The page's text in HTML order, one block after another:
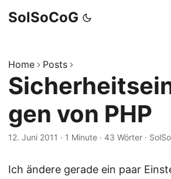
SolSoCoG
Home Posts
gen von PHP
12. Juni 2011 · 1 Minute · 43 Wörter ·
Ich ändere gerade ein paar